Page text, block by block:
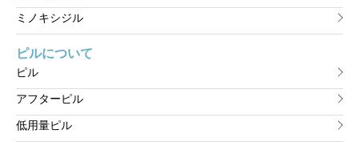
ミノキシジル
ピルについて
ピル
アフターピル
低用量ピル